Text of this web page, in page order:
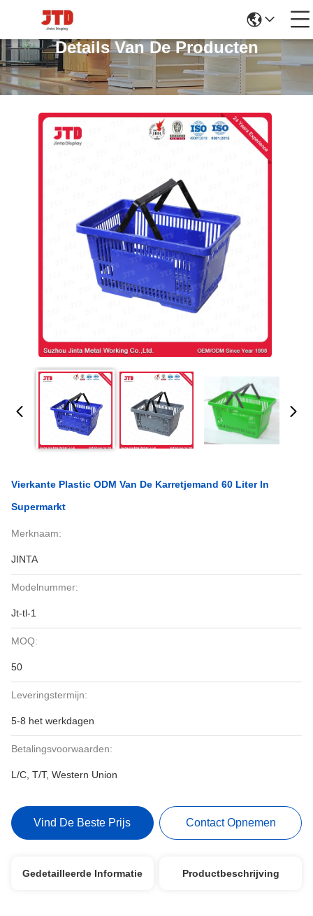
Details Van De Producten
Vierkante Plastic ODM Van De Karretjemand 60 Liter In
Supermarkt
Merknaam:
JINTA
Modelnummer:
Jt-tl-1
MOQ:
50
Leveringstermijn:
5-8 het werkdagen
Betalingsvoorwaarden:
L/C, T/T, Western Union
Vind De Beste Prijs Contact Opnemen
Gedetailleerde Informatie Productbeschrijving